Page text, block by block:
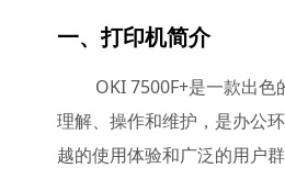
一、打印机简介
OKI 7500F+是一款出
理解、操作和维护，是办公
越的使用体验和广泛的用户